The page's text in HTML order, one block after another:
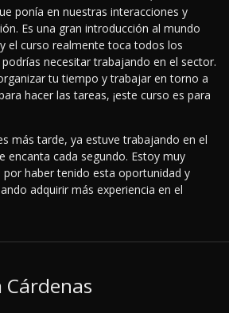
ponía en nuestras interacciones y
Es una gran introducción al mundo
el curso realmente toca todos los
necesitar trabajando en el sector.
tu tiempo y trabajar en torno a
hacer las tareas, ¡este curso es para
más tarde, ya estuve trabajando en el
encanta cada segundo. Estoy muy
por haber tenido esta oportunidad y
adquirir más experiencia en el
Cárdenas